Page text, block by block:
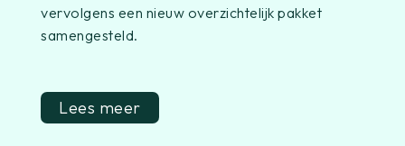
vervolgens een nieuw overzichtelijk pakket
samengesteld.
Lees meer